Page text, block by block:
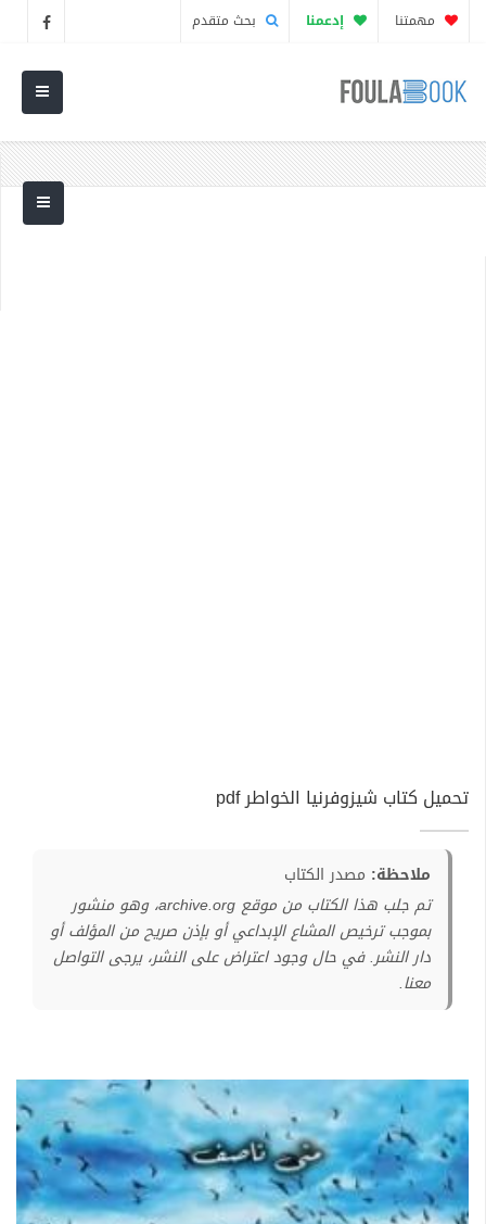
مهمتنا إدعمنا بحث متقدم
تحميل كتاب شيزوفرنيا الخواطر pdf
ملاحظة: مصدر الكتاب
تم جلب هذا الكتاب من موقع archive.org، وهو منشور
بموجب ترخيص المشاع الإبداعي أو بإذن صريح من المؤلف أو
دار النشر. في حال وجود اعتراض على النشر، يرجى التواصل
معنا.